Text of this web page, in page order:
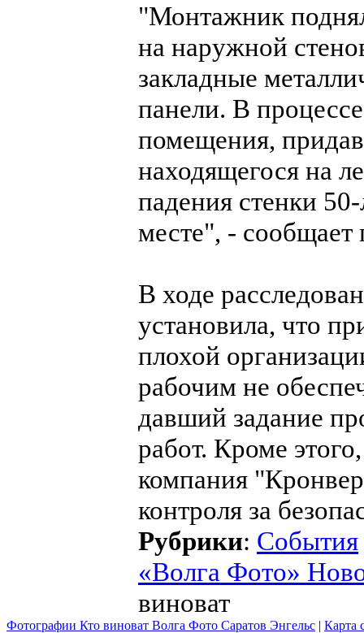
"Монтажник
на наружной
закладные
панели. В
помещения,
находящегося на
падения стенки
месте", - сообщает
В ходе
установила, что
плохой
рабочим не
давший задание
работ. Кроме
компания
контроля за
Рубрики: События
«Волга Фото»
виноват
Фотографии Кто виноват Волга Фото Саратов Энгельс | Карта